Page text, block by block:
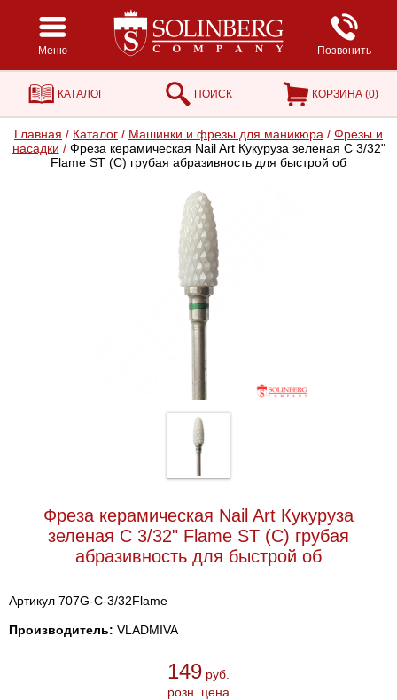
Меню Позвонить
КАТАЛОГ ПОИСК КОРЗИНА (0)
Главная / Каталог / Машинки и фрезы для маникюра / Фрезы и
насадки /Фреза керамическая Nail Art Кукуруза зеленая C 3/32"
Flame ST (C) грубая абразивность для быстрой об
Фреза керамическая Nail Art Кукуруза
зеленая C 3/32" Flame ST (C) грубая
абразивность для быстрой об
Артикул 707G-C-3/32Flame
Производитель: VLADMIVA
149 руб.
розн. цена